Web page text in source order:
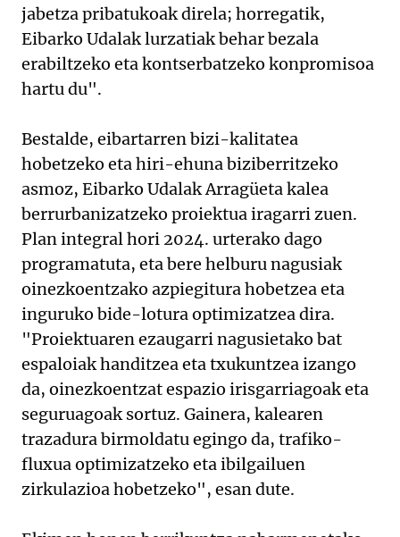
jabetza pribatukoak direla; horregatik,
Eibarko Udalak lurzatiak behar bezala
erabiltzeko eta kontserbatzeko konpromisoa
hartu du".
Bestalde, eibartarren bizi-kalitatea
hobetzeko eta hiri-ehuna biziberritzeko
asmoz, Eibarko Udalak Arragüeta kalea
berrurbanizatzeko proiektua iragarri zuen.
Plan integral hori 2024. urterako dago
programatuta, eta bere helburu nagusiak
oinezkoentzako azpiegitura hobetzea eta
inguruko bide-lotura optimizatzea dira.
"Proiektuaren ezaugarri nagusietako bat
espaloiak handitzea eta txukuntzea izango
da, oinezkoentzat espazio irisgarriagoak eta
seguruagoak sortuz. Gainera, kalearen
trazadura birmoldatu egingo da, trafiko-
fluxua optimizatzeko eta ibilgailuen
zirkulazioa hobetzeko", esan dute.